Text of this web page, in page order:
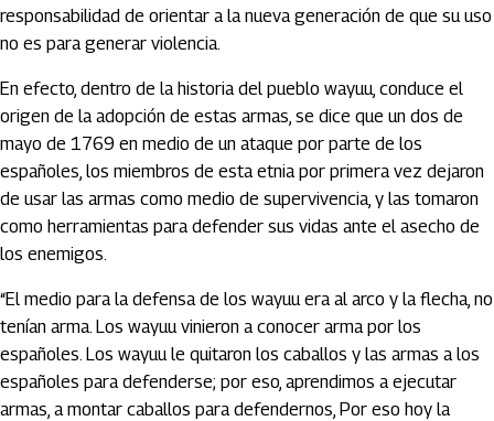
responsabilidad de orientar a la nueva generación de que su uso
no es para generar violencia.
En efecto, dentro de la historia del pueblo wayuu, conduce el
origen de la adopción de estas armas, se dice que un dos de
mayo de 1769 en medio de un ataque por parte de los
españoles, los miembros de esta etnia por primera vez dejaron
de usar las armas como medio de supervivencia, y las tomaron
como herramientas para defender sus vidas ante el asecho de
los enemigos.
“El medio para la defensa de los wayuu era al arco y la flecha, no
tenían arma. Los wayuu vinieron a conocer arma por los
españoles. Los wayuu le quitaron los caballos y las armas a los
españoles para defenderse; por eso, aprendimos a ejecutar
armas, a montar caballos para defendernos, Por eso hoy la